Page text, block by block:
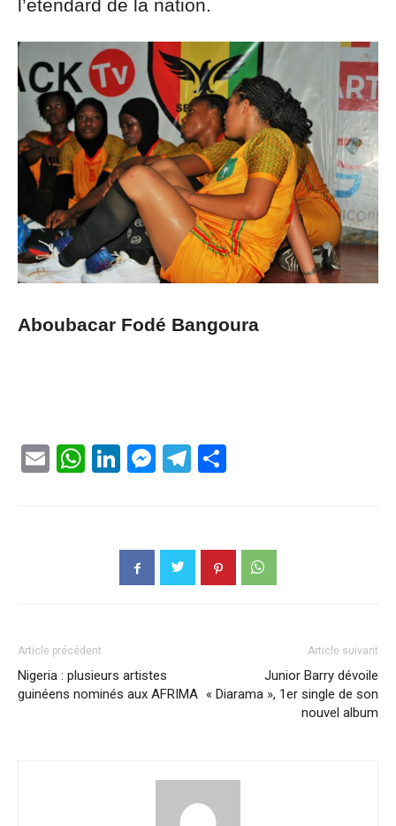
l’etendard de la nation.
Aboubacar Fodé Bangoura
EmailWhatsApp
LinkedIn
Messenger
Telegram
Article précédent
Nigeria : plusieurs artistes
guinéens nominés aux AFRIMA
Article suivant
Junior Barry dévoile
« Diarama », 1er single de son
nouvel album